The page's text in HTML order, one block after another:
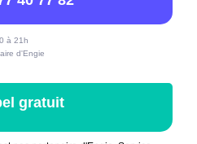
à 21h
d'Engie
gratuit